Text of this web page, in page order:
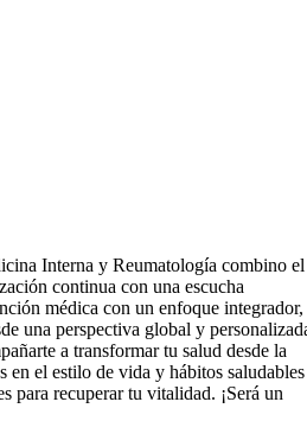
Interna y Reumatología combino el
continua con una escucha
médica con un enfoque integrador,
una perspectiva global y
a transformar tu salud desde la
en el estilo de vida y hábitos saludables
para recuperar tu vitalidad. ¡Será un